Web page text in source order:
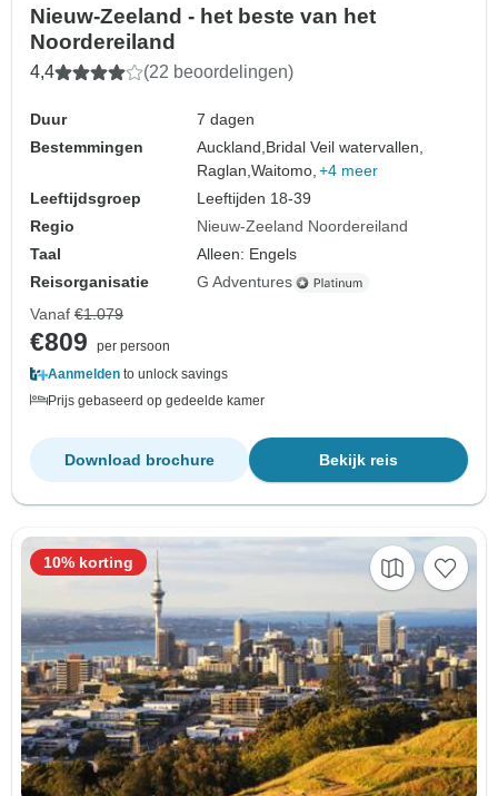
Nieuw-Zeeland - het beste van het
Noordereiland
4,4 (22 beoordelingen)
Duur
7 dagen
Bestemmingen
Auckland, Bridal Veil watervallen,
Raglan,Waitomo, +4 meer
Leeftijdsgroep
Leeftijden 18-39
Regio
Nieuw-Zeeland Noordereiland
Taal
Alleen: Engels
Reisorganisatie
G Adventures
Vanaf €1.079
€809
per persoon
Aanmelden to unlock savings
Prijs gebaseerd op gedeelde kamer
Bekijk reis
Download brochure
10% korting